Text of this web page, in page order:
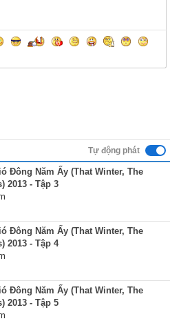
Tự động phát
Đông Năm Ấy (That Winter, The
2013 - Tập 3
Đông Năm Ấy (That Winter, The
2013 - Tập 4
Đông Năm Ấy (That Winter, The
2013 - Tập 5